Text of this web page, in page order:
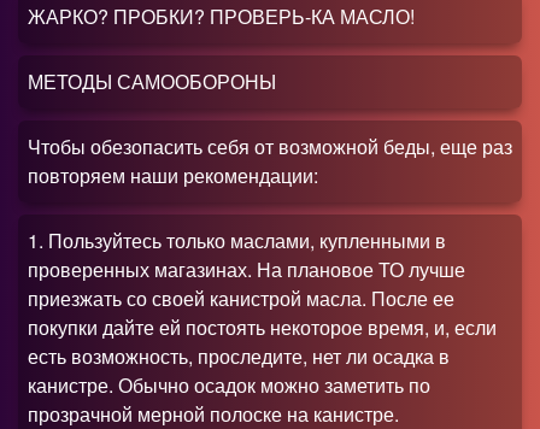
ЖАРКО? ПРОБКИ? ПРОВЕРЬ-КА МАСЛО!
МЕТОДЫ САМООБОРОНЫ
Чтобы обезопасить себя от возможной беды, еще раз
повторяем наши рекомендации:
1. Пользуйтесь только маслами, купленными в
проверенных магазинах. На плановое ТО лучше
приезжать со своей канистрой масла. После ее
покупки дайте ей постоять некоторое время, и, если
есть возможность, проследите, нет ли осадка в
канистре. Обычно осадок можно заметить по
прозрачной мерной полоске на канистре.